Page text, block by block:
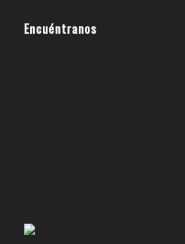
Encuéntranos